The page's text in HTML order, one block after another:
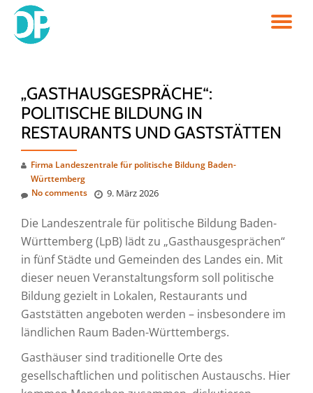
Skip
„GASTHAUSGESPRÄCHE“:
POLITISCHE BILDUNG IN
RESTAURANTS UND GASTSTÄTTEN
Firma Landeszentrale für politische Bildung Baden-
Württemberg
9. März 2026
No comments
Die Landeszentrale für politische Bildung Baden-
Württemberg (LpB) lädt zu „Gasthausgesprächen“
in fünf Städte und Gemeinden des Landes ein. Mit
dieser neuen Veranstaltungsform soll politische
Bildung gezielt in Lokalen, Restaurants und
Gaststätten angeboten werden – insbesondere im
ländlichen Raum Baden-Württembergs.
Gasthäuser sind traditionelle Orte des
gesellschaftlichen und politischen Austauschs. Hier